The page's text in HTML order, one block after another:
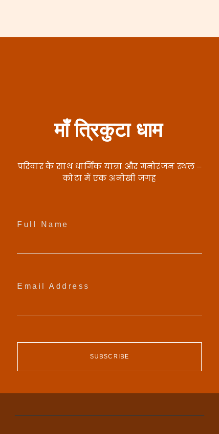
माँ त्रिकुटा धाम
परिवार के साथ धार्मिक यात्रा और मनोरंजन स्थल –
कोटा में एक अनोखी जगह
Full Name
Email Address
SUBSCRIBE